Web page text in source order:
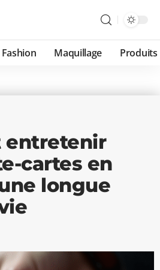
Fashion Maquillage Produits
entretenir
cartes en
longue